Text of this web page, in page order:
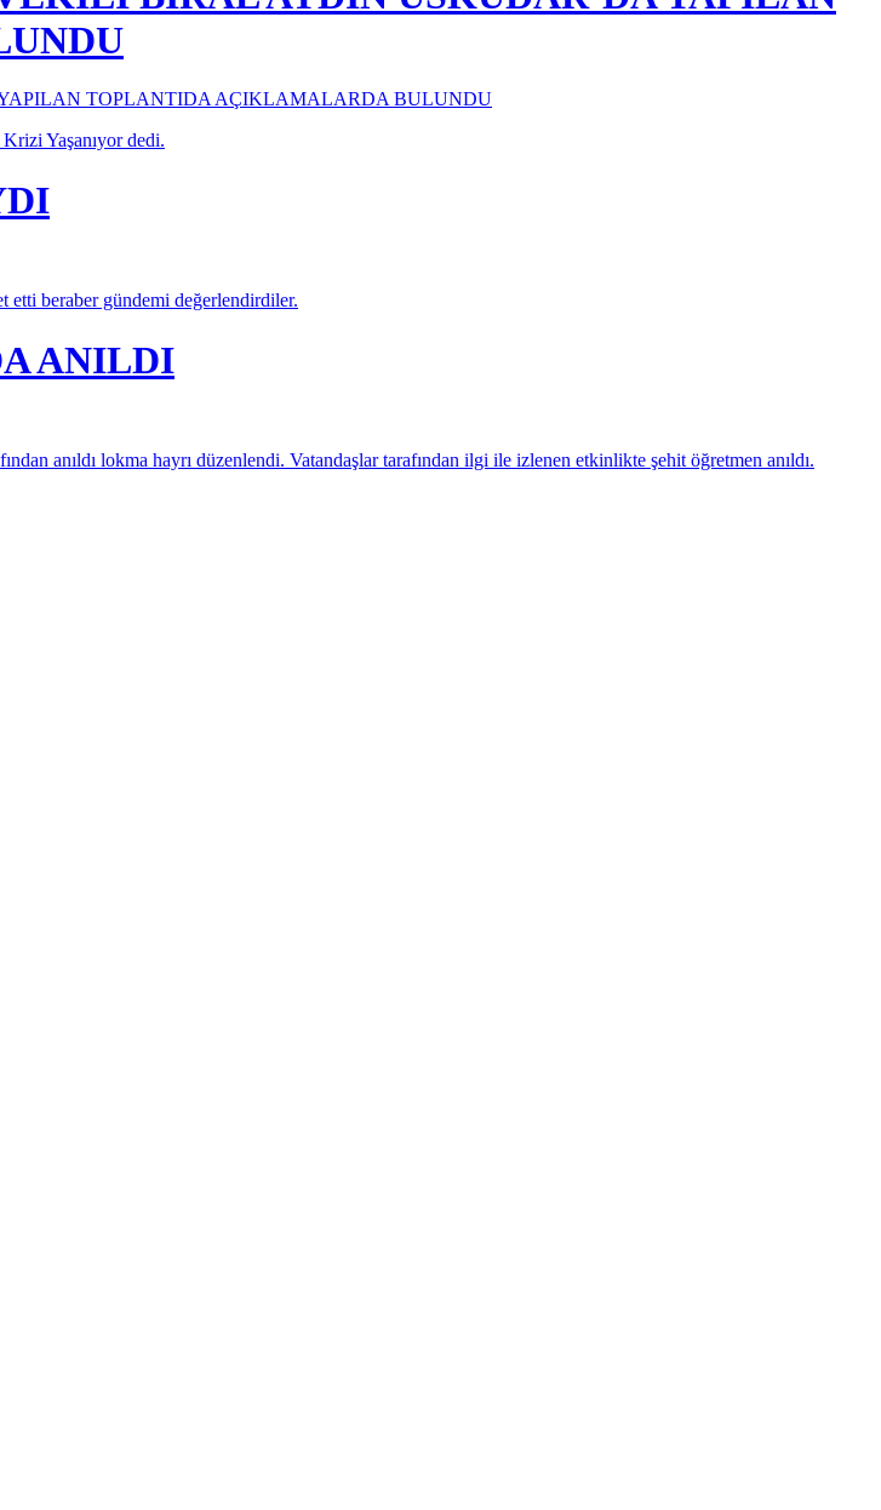
Yaşanıyor dedi.
etti beraber gündemi değerlendirdiler.
ANILDI
anıldı lokma hayrı düzenlendi. Vatandaşlar tarafından ilgi ile izlenen etkinlikte şehit öğretmen anıldı.